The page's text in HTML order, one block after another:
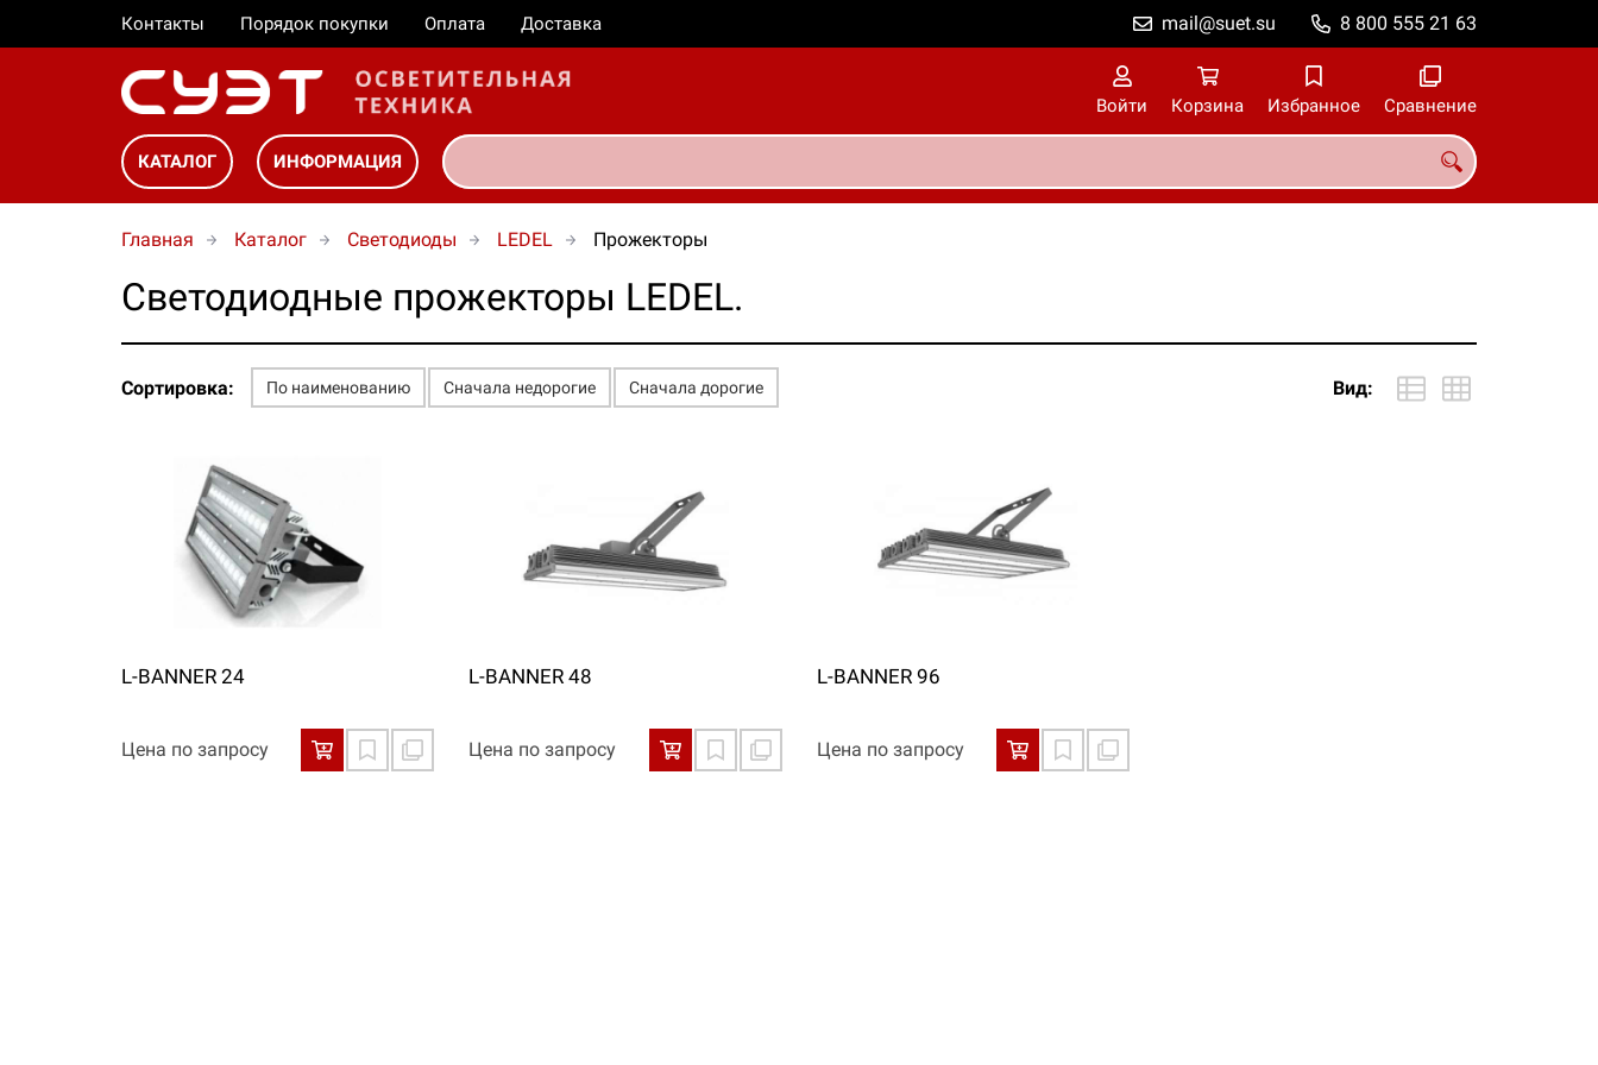
Контакты Порядок покупки Оплата Доставка 8 800 555 21 63
mail@suet.su
Войти Корзина Избранное Сравнение
КАТАЛОГ ИНФОРМАЦИЯ
Главная Каталог Светодиоды LEDEL Прожекторы
Cветодиодные прожекторы LEDEL.
Сортировка: По наименованию Сначала недорогие Сначала дорогие Вид:
L-BANNER 24
Цена по запросу
L-BANNER 48
Цена по запросу
L-BANNER 96
Цена по запросу